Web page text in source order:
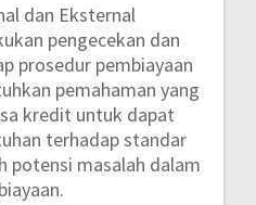
dan Eksternal
pengecekan dan
prosedur pembiayaan
pemahaman yang
kredit untuk dapat
terhadap standar
potensi masalah dalam